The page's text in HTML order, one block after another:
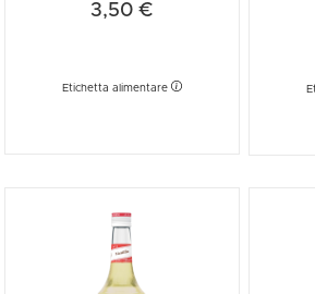
3,50 €
Etichetta alimentare